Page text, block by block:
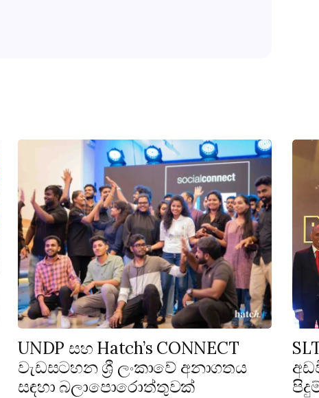
UNDP සහ Hatch’s CONNECT
වැඩසටහන ශ්‍රී ලංකාවේ අනාගතය
සඳහා බලාපොරොත්තුවක්